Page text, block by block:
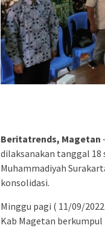
Beritatrends, Magetan
dilaksanakan tanggal 18
Muhammadiyah
konsolidasi.
Minggu pagi ( 11/09/
Kab Magetan